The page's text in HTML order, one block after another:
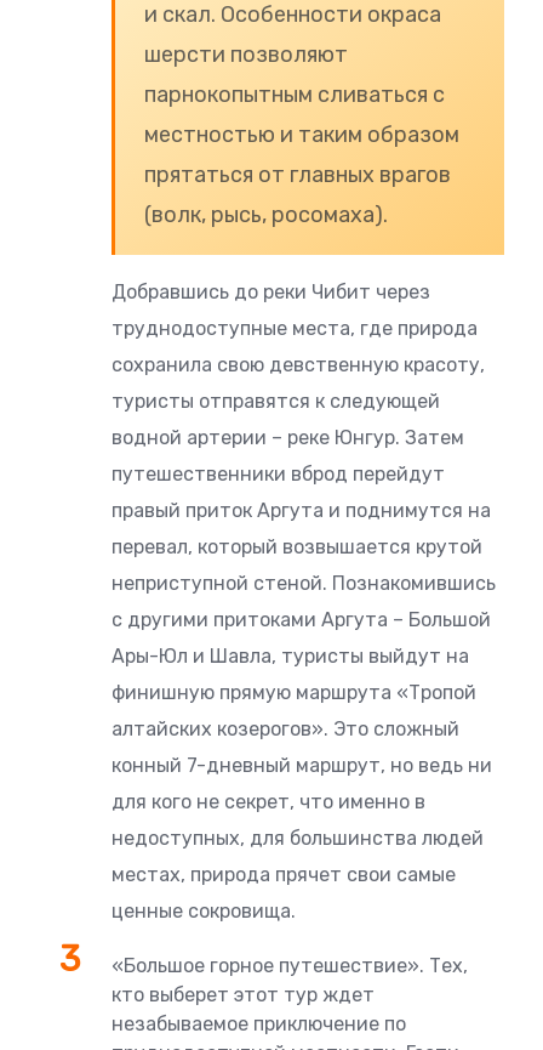
и скал. Особенности окраса
шерсти позволяют
парнокопытным сливаться с
местностью и таким образом
прятаться от главных врагов
(волк, рысь, росомаха).
Добравшись до реки Чибит через
труднодоступные места, где природа
сохранила свою девственную красоту,
туристы отправятся к следующей
водной артерии – реке Юнгур. Затем
путешественники вброд перейдут
правый приток Аргута и поднимутся на
перевал, который возвышается крутой
неприступной стеной. Познакомившись
с другими притоками Аргута – Большой
Ары-Юл и Шавла, туристы выйдут на
финишную прямую маршрута «Тропой
алтайских козерогов». Это сложный
конный 7-дневный маршрут, но ведь ни
для кого не секрет, что именно в
недоступных, для большинства людей
местах, природа прячет свои самые
ценные сокровища.
«Большое горное путешествие». Тех,
кто выберет этот тур ждет
незабываемое приключение по